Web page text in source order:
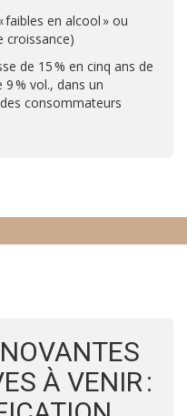
en alcool » ou
croissance)
de 15 % en cinq ans de
% vol., dans un
consommateurs
À VENIR :